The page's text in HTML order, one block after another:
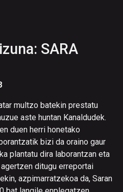
SARA
multzo batekin prestatu
aste huntan Kanaldudek.
duen herri honetako
bizi da oraino gaur
plantatu dira laborantzan eta
ditugu erreportai
azpimarratzekoa da, Saran